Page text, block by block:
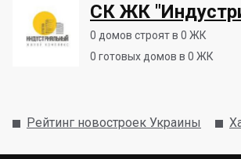
СК ЖК
0 домов строят в 0 ЖК
0 готовых домов в 0 ЖК
Рейтинг новостроек Украины